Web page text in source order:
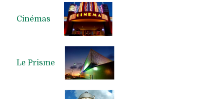
Cinémas
Le Prisme